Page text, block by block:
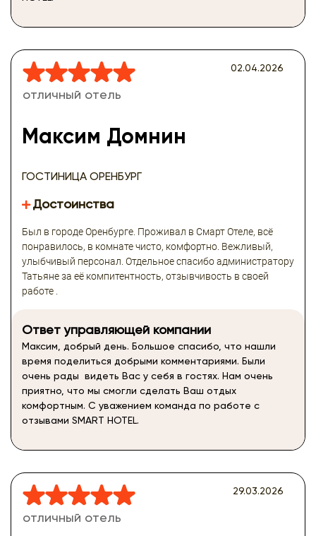
отличный отель
Максим Домнин
ГОСТИНИЦА ОРЕНБУРГ
02.04.2026
Достоинства
Был в городе Оренбурге. Проживал в Смарт Отеле, всё
понравилось, в комнате чисто, комфортно. Вежливый,
улыбчивый персонал. Отдельное спасибо администратору
Татьяне за её компитентность, отзывчивость в своей
работе .
Ответ управляющей компании
Максим, добрый день. Большое спасибо, что нашли
время поделиться добрыми комментариями. Были
очень рады видеть Вас у себя в гостях. Нам очень
приятно, что мы смогли сделать Ваш отдых
комфортным. С уважением команда по работе с
отзывами SMART HOTEL.
отличный отель
29.03.2026